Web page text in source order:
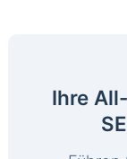
Ihre